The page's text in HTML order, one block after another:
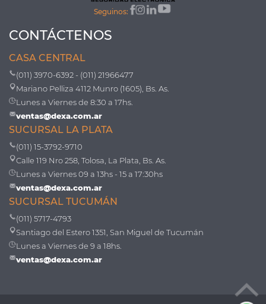
Seguinos:
CONTÁCTENOS
CASA CENTRAL
(011) 3970-6392 - (011) 21966477
Mariano Pelliza 4112 Munro (1605), Bs. As.
Lunes a Viernes de 8:30 a 17hs.
ventas@dexa.com.ar
SUCURSAL LA PLATA
(011) 15-3792-9710
Calle 119 Nro 258, Tolosa, La Plata, Bs. As.
Lunes a Viernes 09 a 13hs - 15 a 17:30hs
ventas@dexa.com.ar
SUCURSAL TUCUMÁN
(011) 5717-4793
Santiago del Estero 1351, San Miguel de Tucumán
Lunes a Viernes de 9 a 18hs.
ventas@dexa.com.ar